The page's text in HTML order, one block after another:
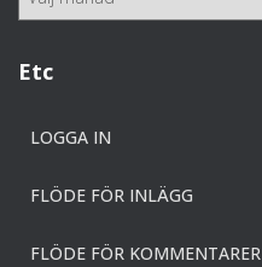
i
r
iEtc
LOGGA IN
FLÖDE FÖR INLÄGG
FLÖDE FÖR KOMMENTARER